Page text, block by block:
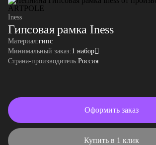
Iness
Гипсовая рамка Iness
Материал:гипс
Минимальный заказ:1 набор
Страна-производитель:Россия
Оформить заказ
Купить в 1 клик